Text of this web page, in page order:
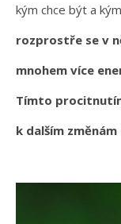
kým chce být a
rozprostře se v
mnohem více
Tímto
k dalším